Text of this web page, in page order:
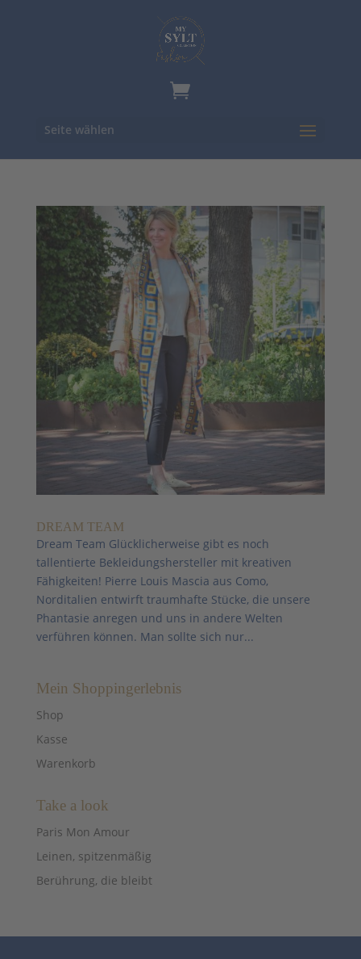
Seite wählen
DREAM TEAM
Dream Team Glücklicherweise gibt es noch
tallentierte Bekleidungshersteller mit kreativen
Fähigkeiten! Pierre Louis Mascia aus Como,
Norditalien entwirft traumhafte Stücke, die unsere
Phantasie anregen und uns in andere Welten
verführen können. Man sollte sich nur...
Mein Shoppingerlebnis
Shop
Kasse
Warenkorb
Take a look
Paris Mon Amour
Leinen, spitzenmäßig
Berührung, die bleibt